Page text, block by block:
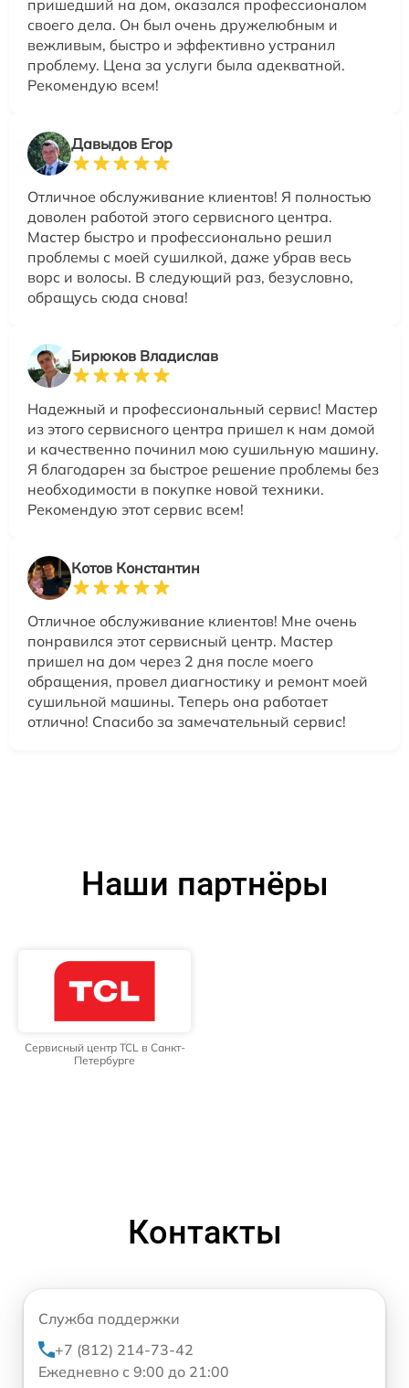
пришедший на дом, оказался профессионалом
своего дела. Он был очень дружелюбным и
вежливым, быстро и эффективно устранил
проблему. Цена за услуги была адекватной.
Рекомендую всем!
Давыдов Егор
Отличное обслуживание клиентов! Я полностью
доволен работой этого сервисного центра.
Мастер быстро и профессионально решил
проблемы с моей сушилкой, даже убрав весь
ворс и волосы. В следующий раз, безусловно,
обращусь сюда снова!
Бирюков Владислав
Надежный и профессиональный сервис! Мастер
из этого сервисного центра пришел к нам домой
и качественно починил мою сушильную машину.
Я благодарен за быстрое решение проблемы без
необходимости в покупке новой техники.
Рекомендую этот сервис всем!
Котов Константин
Отличное обслуживание клиентов! Мне очень
понравился этот сервисный центр. Мастер
пришел на дом через 2 дня после моего
обращения, провел диагностику и ремонт моей
сушильной машины. Теперь она работает
отлично! Спасибо за замечательный сервис!
Наши партнёры
Сервисный центр TCL в Санкт-
Петербурге
Контакты
Служба поддержки
+7 (812) 214-73-42
Ежедневно с 9:00 до 21:00